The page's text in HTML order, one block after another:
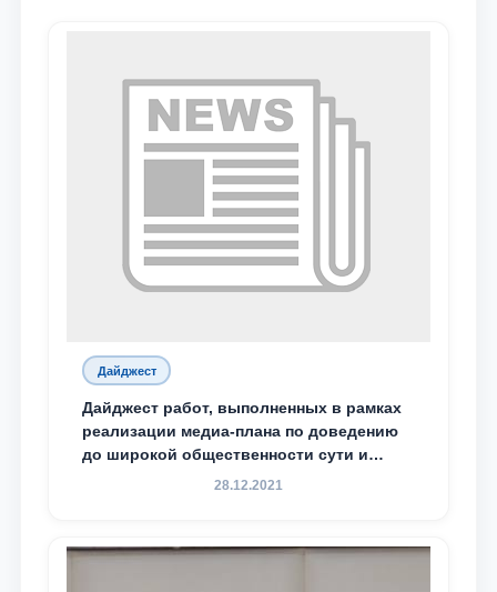
Дайджест
Дайджест работ, выполненных в рамках
реализации медиа-плана по доведению
до широкой общественности сути и
содержания задач, определённых в
Мажлису и народу Узбекистана
28.12.2021